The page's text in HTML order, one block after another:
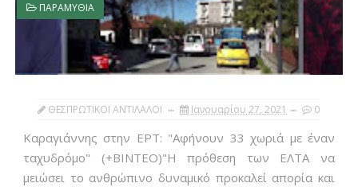
ΠΑΡΑΜΥΘΙΑ
ΘΕΣΠΡΩΤΙΚΟΙ ΑΝΤΙΛΑΛΟΙ Ιανουαρίου 27, 2021 0
Καραγιάννης στην ΕΡΤ: "Αφήνουν 33 χωριά με έναν
ταχυδρόμο" (+ΒΙΝΤΕΟ)"H πρόθεση των ΕΛΤΑ να
μειώσει το ανθρώπινο δυναμικό προκαλεί απορία και